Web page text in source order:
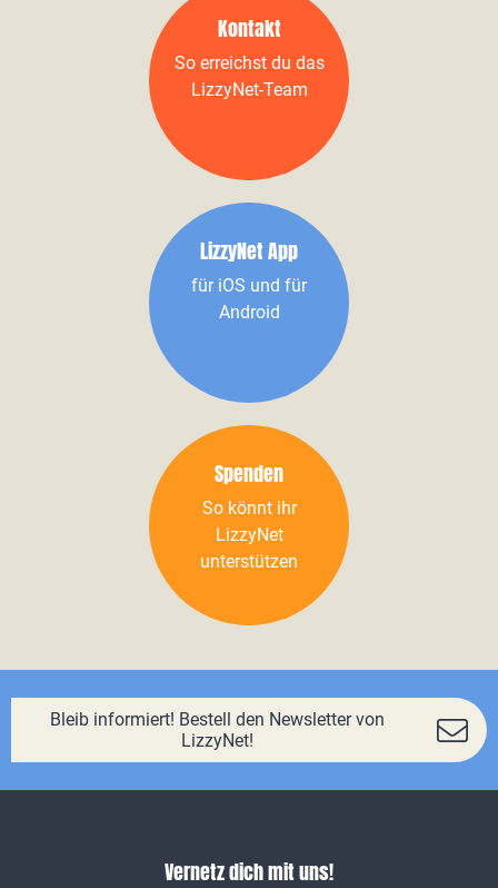
Kontakt
So erreichst du das
LizzyNet-Team
LizzyNet App
für iOS und für
Android
Spenden
So könnt ihr
LizzyNet
unterstützen
Bleib informiert! Bestell den Newsletter von
LizzyNet!
Vernetz dich mit uns!